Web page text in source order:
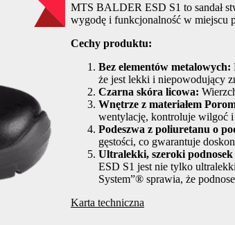
MTS BALDER ESD S1 to sandał
wygodę i funkcjonalność w miejscu
Cechy produktu:
Bez elementów metalowych:
że jest lekki i niepowodujący
Czarna skóra licowa:
Wnętrze z materiałem
wentylację, kontroluje wilgoć i
Podeszwa z poliuretanu o
gęstości, co gwarantuje
Ultralekki, szeroki
ESD S1 jest nie tylko
System”® sprawia, że
Karta techniczna